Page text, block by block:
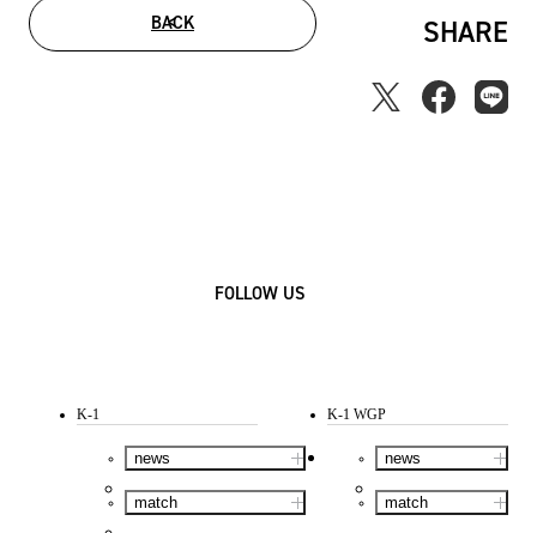
BACK SHARE
FOLLOW US
K-1
news
match
K-1 WGP
news
match